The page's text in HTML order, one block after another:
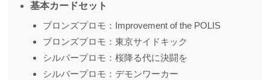
基本カードセット
ブロンズプロモ：Improvement of the POLIS
ブロンズプロモ：東京サイドキック
シルバープロモ：桜降る代に決闘を
シルバープロモ：デモンワーカー